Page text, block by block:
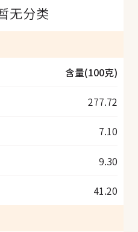
无分类
含量(100克)
277.72
7.10
9.30
41.20